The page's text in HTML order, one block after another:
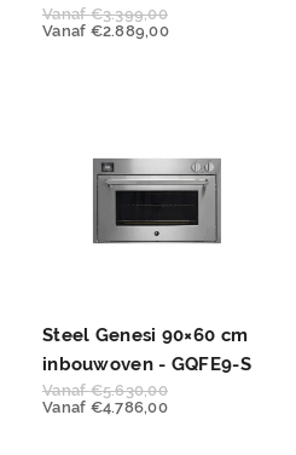
Vanaf€3.399,00
Vanaf €2.889,00
Steel Genesi 90×60 cm
inbouwoven - GQFE9-S
Vanaf€5.630,00
Vanaf €4.786,00